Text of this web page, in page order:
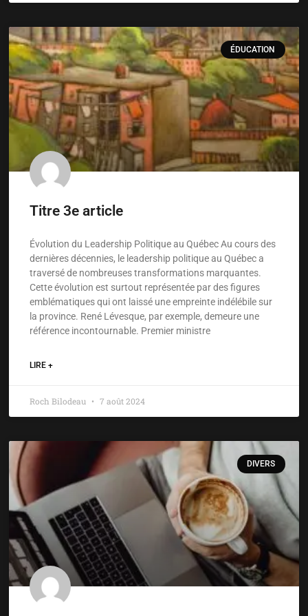
ÉDUCATION
Titre 3e article
Évolution du Leadership Politique au Québec Au cours des
dernières décennies, le leadership politique au Québec a
traversé de nombreuses transformations marquantes.
Cette évolution est surtout représentée par des figures
emblématiques qui ont laissé une empreinte indélébile sur
la province. René Lévesque, par exemple, demeure une
référence incontournable. Premier ministre
LIRE +
Roch Bilodeau 7 août 2024
DIVERS